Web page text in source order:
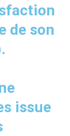
de son
issue